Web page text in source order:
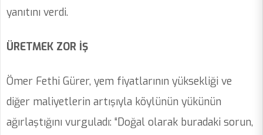
yanıtını verdi.
ÜRETMEK ZOR İŞ
Ömer Fethi Gürer, yem fiyatlarının yüksekliği ve
diğer maliyetlerin artışıyla köylünün yükünün
ağırlaştığını vurguladı: “Doğal olarak buradaki sorun,